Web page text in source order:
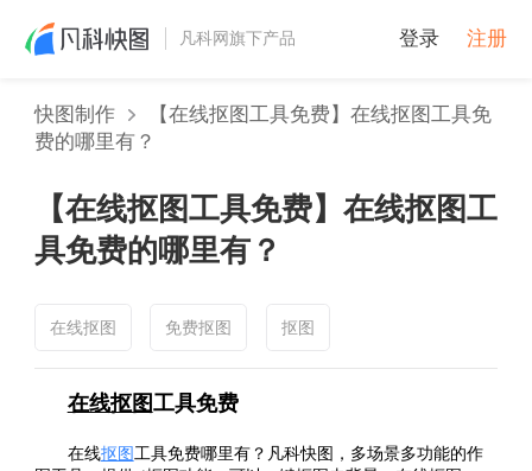
凡科网旗下产品 登录 注册
快图制作
【在线抠图工具免费】在线抠图工具免
费的哪里有？
【在线抠图工具免费】在线抠图工
具免费的哪里有？
在线抠图 免费抠图 抠图
在线抠图工具免费
在线抠图工具免费哪里有？凡科快图，多场景多功能的作